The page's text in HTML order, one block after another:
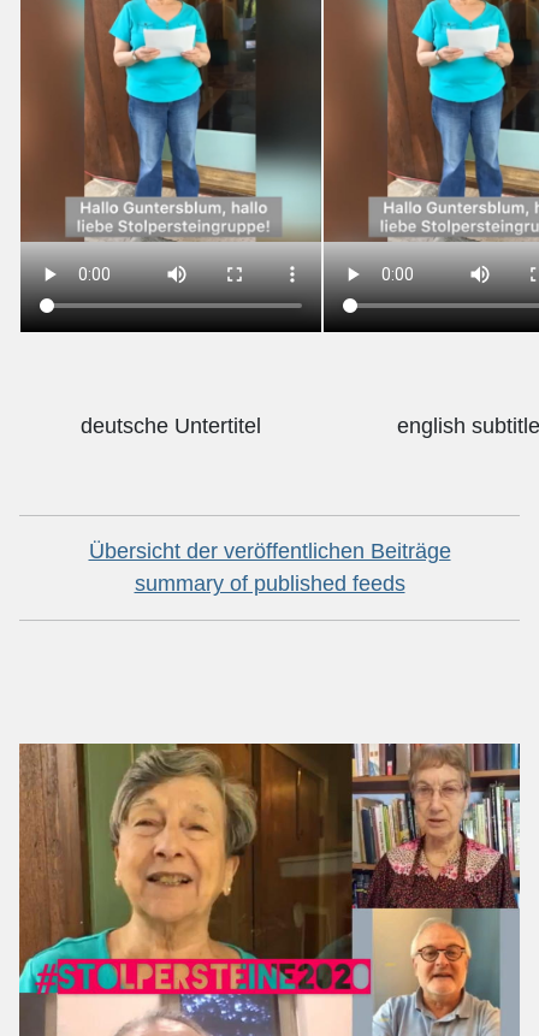
deutsche Untertitel english
Übersicht der veröffentlichen Beiträge
summary of published feeds